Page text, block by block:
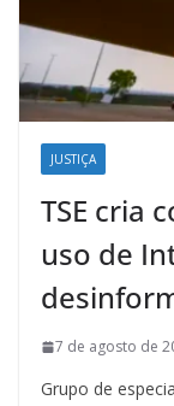
JUSTIÇA
TSE cria
uso de
7 de agosto de
Grupo de